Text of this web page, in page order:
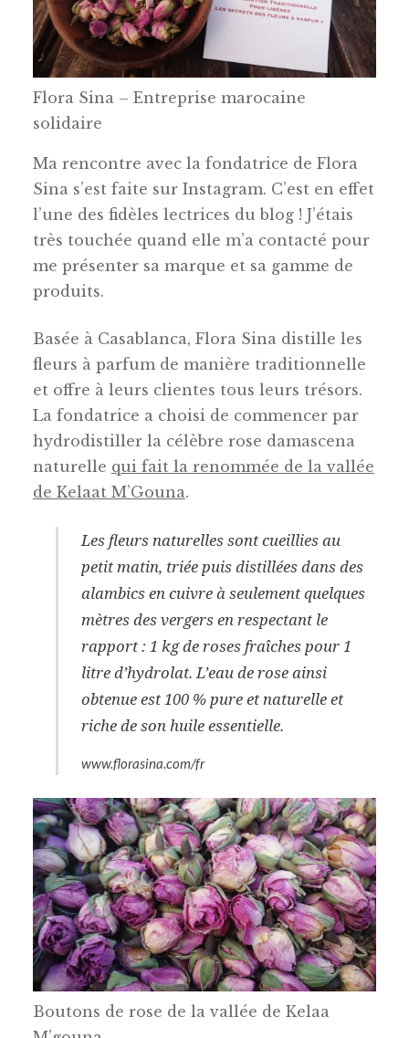
Flora Sina – Entreprise marocaine
solidaire
Ma rencontre avec la fondatrice de Flora
Sina s’est faite sur Instagram. C’est en effet
l’une des fidèles lectrices du blog ! J’étais
très touchée quand elle m’a contacté pour
me présenter sa marque et sa gamme de
produits.
Basée à Casablanca, Flora Sina distille les
fleurs à parfum de manière traditionnelle
et offre à leurs clientes tous leurs trésors.
La fondatrice a choisi de commencer par
hydrodistiller la célèbre rose damascena
naturelle qui fait la renommée de la vallée
de Kelaat M’Gouna.
Les fleurs naturelles sont cueillies au
petit matin, triée puis distillées dans des
alambics en cuivre à seulement quelques
mètres des vergers en respectant le
rapport : 1 kg de roses fraîches pour 1
litre d’hydrolat. L’eau de rose ainsi
obtenue est 100 % pure et naturelle et
riche de son huile essentielle.
www.florasina.com/fr
Boutons de rose de la vallée de Kelaa